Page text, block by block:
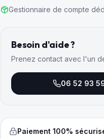
Gestionnaire de compte
Besoin d'aide ?
Prenez contact avec l'un
06 52 93
Paiement 100%